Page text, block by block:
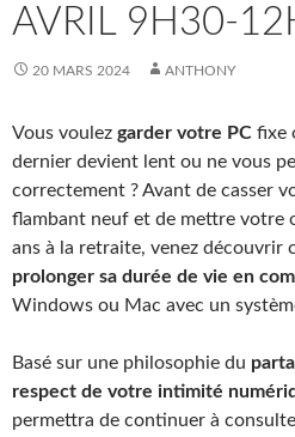
AVRIL 9H30-
20 MARS 2024 ANTHONY
Vous voulez garder votre PC fixe
dernier devient lent ou ne vous
correctement ? Avant de casser
flambant neuf et de mettre votre
ans à la retraite, venez découvrir
prolonger sa durée de vie en
Windows ou Mac avec un
Basé sur une philosophie du
respect de votre intimité
permettra de continuer à